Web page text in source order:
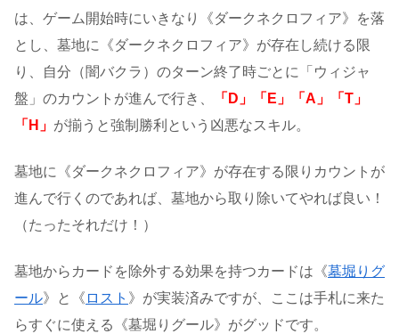
は、ゲーム開始時にいきなり《ダークネクロフィア》を落
とし、墓地に《ダークネクロフィア》が存在し続ける限
り、自分（闇バクラ）のターン終了時ごとに「ウィジャ
盤」のカウントが進んで行き、
「D」「E」「A」「T」
「H」 が揃うと強制勝利という凶悪なスキル。
墓地に《ダークネクロフィア》が存在する限りカウントが
進んで行くのであれば、墓地から取り除いてやれば良い！
（たったそれだけ！）
墓地からカードを除外する効果を持つカードは《墓堀りグ
ール》と《 ロスト 》が実装済みですが、ここは手札に来た
らすぐに使える《墓堀りグール》がグッドです。